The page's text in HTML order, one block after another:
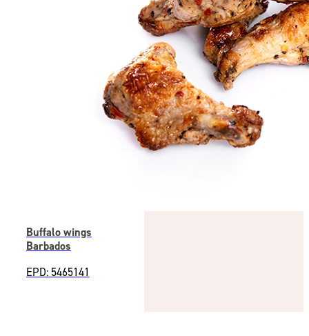
Buffalo wings
Barbados
EPD: 5465141